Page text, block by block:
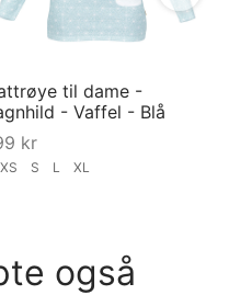
til dame -
- Vaffel - Blå
kr
XS S L XL
også